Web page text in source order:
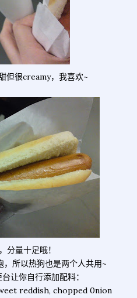
但很creamy，我喜欢~
分量十足哦！
，所以热狗也是两个人共用~
让你自行添加配料：
reddish, chopped 0nion